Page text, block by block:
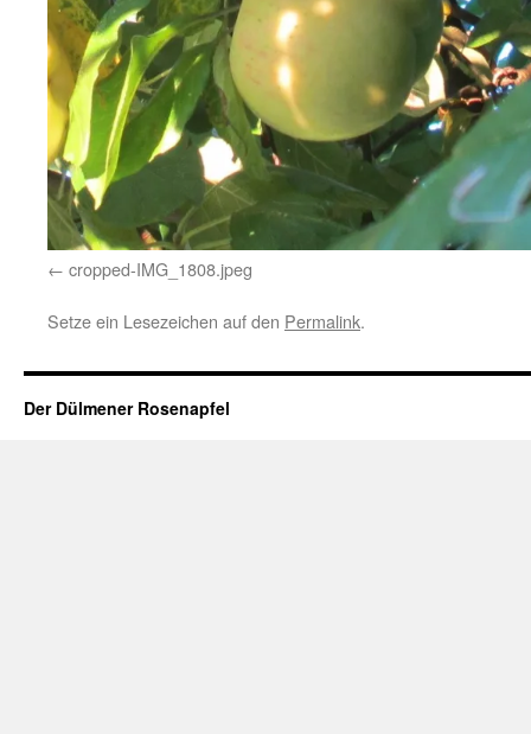
cropped-IMG_1808.jpeg
Setze ein Lesezeichen auf den Permalink.
Der Dülmener Rosenapfel